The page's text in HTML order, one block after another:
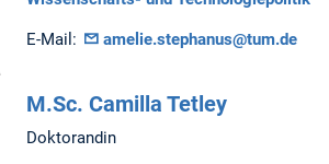
E-Mail: amelie.stephanus@tum.de
M.Sc. Camilla Tetley
Doktorandin